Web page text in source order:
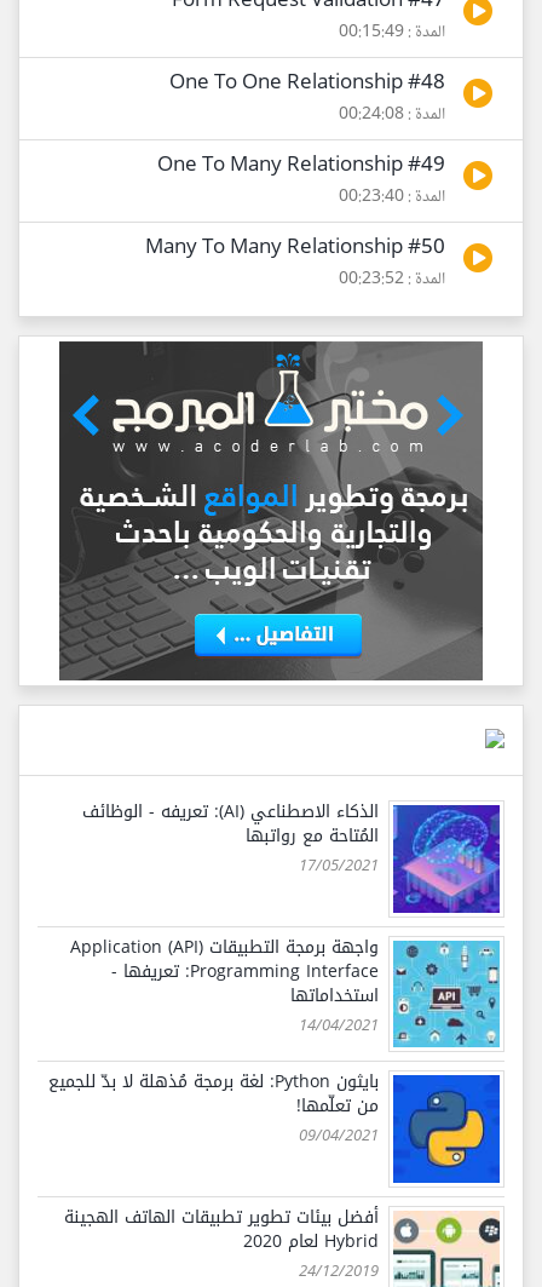
المدة : 00:15:49
#48 One To One Relationship
المدة : 00:24:08
#49 One To Many Relationship
المدة : 00:23:40
#50 Many To Many Relationship
المدة : 00:23:52
الذكاء الاصطناعي (AI): تعريفه - الوظائف
المُتاحة مع رواتبها
17/05/2021
واجهة برمجة التطبيقات (API) Application
Programming Interface: تعريفها -
استخداماتها
14/04/2021
بايثون Python: لغة برمجة مُذهلة لا بدّ للجميع
من تعلّمها!
09/04/2021
أفضل بيئات تطوير تطبيقات الهاتف الهجينة
Hybrid لعام 2020
24/12/2019